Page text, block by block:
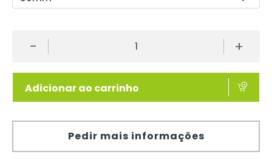
- +
Adicionar ao carrinho
Pedir mais informações